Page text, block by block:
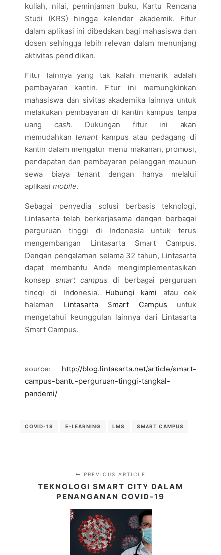
kuliah, nilai, peminjaman buku, Kartu Rencana
Studi (KRS) hingga kalender akademik. Fitur
dalam aplikasi ini dibedakan bagi mahasiswa dan
dosen sehingga lebih relevan dalam menunjang
aktivitas pendidikan.
Fitur lainnya yang tak kalah menarik adalah
pembayaran kantin. Fitur ini memungkinkan
mahasiswa dan sivitas akademika lainnya untuk
melakukan pembayaran di kantin kampus tanpa
uang cash. Dukungan fitur ini akan
memudahkan tenantkampus atau pedagang di
kantin dalam mengatur menu makanan, promosi,
pendapatan dan pembayaran pelanggan maupun
sewa biaya tenant dengan hanya melalui
aplikasi mobile.
Sebagai penyedia solusi berbasis teknologi,
Lintasarta telah berkerjasama dengan berbagai
perguruan tinggi di Indonesia untuk terus
mengembangan Lintasarta Smart Campus.
Dengan pengalaman selama 32 tahun, Lintasarta
dapat membantu Anda mengimplementasikan
konsepsmart campus di berbagai perguruan
tinggi di Indonesia. Hubungi kami atau cek
halaman Lintasarta Smart Campus untuk
mengetahui keunggulan lainnya dari Lintasarta
Smart Campus.
source: http://blog.lintasarta.net/article/smart-
campus-bantu-perguruan-tinggi-tangkal-
pandemi/
COVID-19 E-LEARNING LMS SMART CAMPUS
PREVIOUS ARTICLE
TEKNOLOGI SMART CITY DALAM
PENANGANAN COVID-19